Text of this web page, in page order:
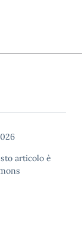
articolo è